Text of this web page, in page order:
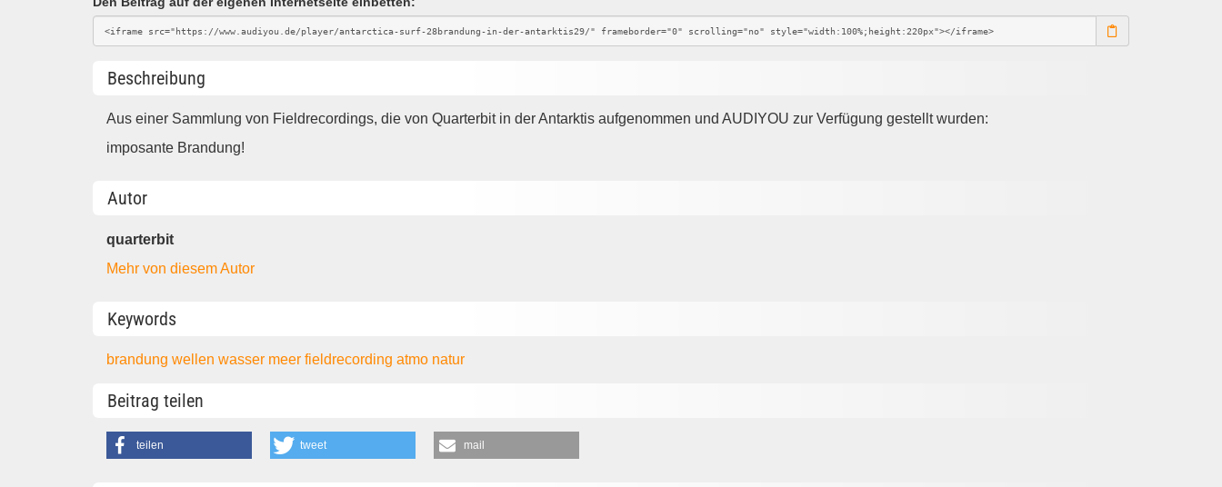
Beschreibung
Aus einer Sammlung von Fieldrecordings, die von Quarterbit in der Antarktis aufgenommen und AUDIYOU zur Verfügung gestellt wurden:
imposante Brandung!
Autor
quarterbit
Mehr von diesem Autor
Keywords
brandungwellenwasser meerfieldrecordingatmo natur
Beitrag teilen
teilen tweet mail